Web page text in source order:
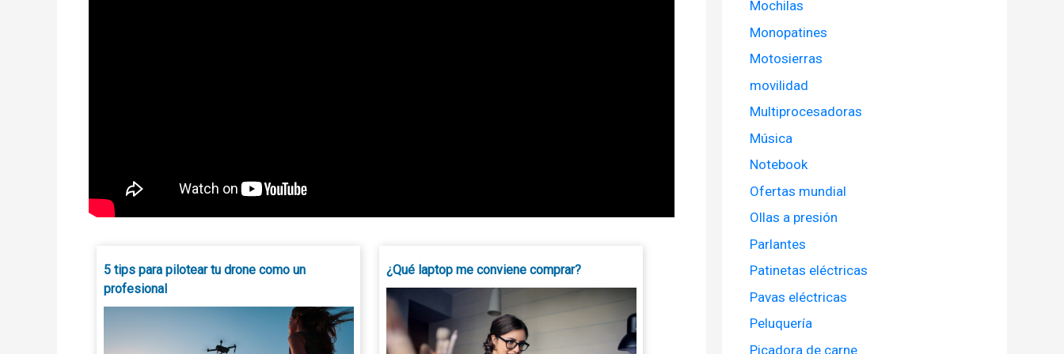
5 tips para pilotear tu drone como un
profesional
¿Qué laptop me conviene comprar?
Mochilas
Monopatines
Motosierras
movilidad
Multiprocesadoras
Música
Notebook
Ofertas mundial
Ollas a presión
Parlantes
Patinetas eléctricas
Pavas eléctricas
Peluquería
Picadora de carne